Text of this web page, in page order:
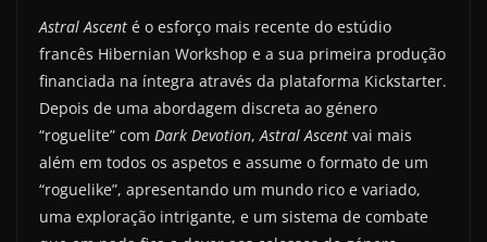
Astral Ascent é o esforço mais recente do estúdio
francês Hibernian Workshop e a sua primeira produção
financiada na íntegra através da plataforma Kickstarter.
Depois de uma abordagem discreta ao género
“roguelite” com Dark Devotion,Astral Ascent vai mais
além em todos os aspetos e assume o formato de um
“roguelike”, apresentando um mundo rico e variado,
uma exploração intrigante, e um sistema de combate